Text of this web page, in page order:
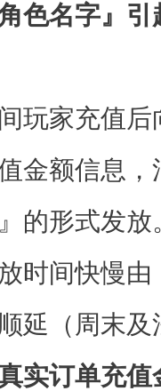
色名字』
玩家充值
金额信息
的形式发放
时间快慢
延（周末
实订单充